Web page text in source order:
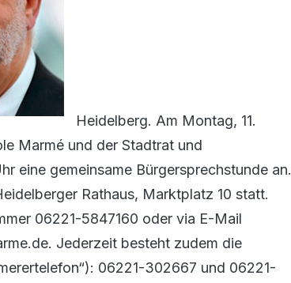
Heidelberg. Am Montag, 11.
Marmé und der Stadtrat und
eine gemeinsame Bürgersprechstunde an.
Rathaus, Marktplatz 10 statt.
06221-5847160 oder via E-Mail
Jederzeit besteht zudem die
06221-302667 und 06221-